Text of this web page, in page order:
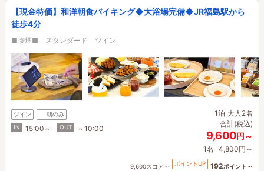
【現金特価】和洋朝食バイキング◆大浴場完備◆JR福島駅から
徒歩4分
■喫煙■ スタンダード ツイン
ツイン
朝のみ
IN
15:00～ OUT ～10:00
1泊 大人2名
合計(税込)
9,600円～
1名 4,800円～
9,600スコア～ ポイントUP 192ポイント～